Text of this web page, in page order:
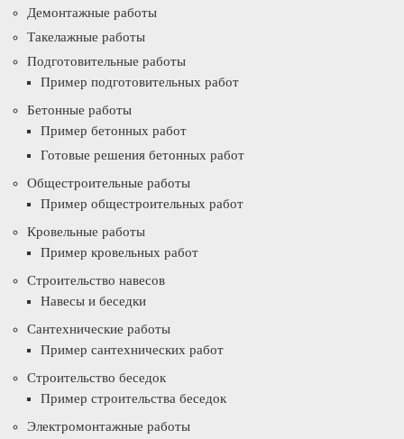
Демонтажные работы
Такелажные работы
Подготовительные работы
Пример подготовительных работ
Бетонные работы
Пример бетонных работ
Готовые решения бетонных работ
Общестроительные работы
Пример общестроительных работ
Кровельные работы
Пример кровельных работ
Строительство навесов
Навесы и беседки
Сантехнические работы
Пример сантехнических работ
Строительство беседок
Пример строительства беседок
Электромонтажные работы